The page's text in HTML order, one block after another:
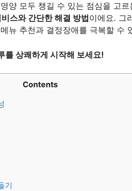
양 모두 챙길 수 있는 점심을 고
스와 간단한 해결 방법 이에요. 그
뉴 추천과 결정장애를 극복할 수
를 상쾌하게 시작해 보세요!
Contents
기